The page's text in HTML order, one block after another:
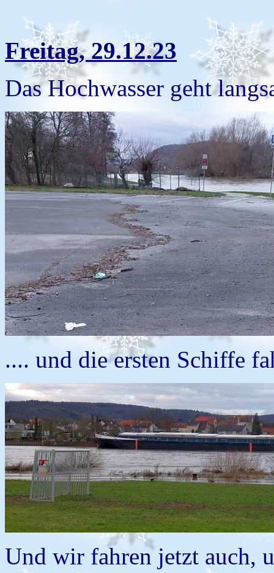
Freitag, 29.12.23
Das Hochwasser geht
.... und die ersten Schiffe
Und wir fahren jetzt auch,